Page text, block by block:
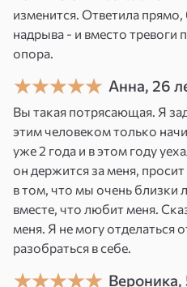
подходящее место, где
реализовать свои
амбиции.
Укрепление позиций на
Улучшить свои
получить достойное
признание.
Раскрытие потенциала
в своих силах,
неуверенности,
карьерному росту.
Что вы
Новые карьерные
изменится. Ответила прямо,
надрыва - и вместо тревоги
опора.
Анна, 26
Вы такая потрясающая. Я
этим человеком только
уже 2 года и в этом году
он держится за меня,
в том, что мы очень
вместе, что любит меня.
меня. Я не могу отделаться
разобраться в себе.
Вероника,